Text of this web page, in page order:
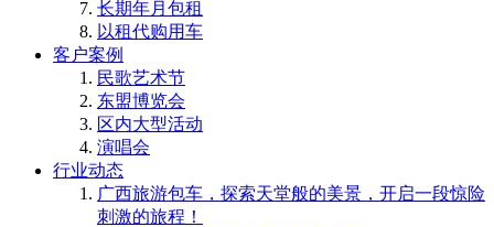
长期年月包租
以租代购用车
客户案例
民歌艺术节
东盟博览会
区内大型活动
演唱会
行业动态
广西旅游包车，探索天堂般的美景，开启一段惊险
刺激的旅程！